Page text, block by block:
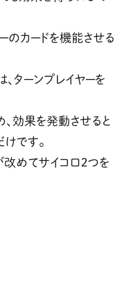
のカードを機能させる
、ターンプレイヤーを
効果を発動させると
です。
めてサイコロ２つを